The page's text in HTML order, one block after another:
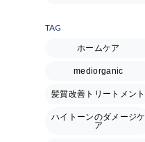
TAG
ホームケア
mediorganic
髪質改善トリートメント
ハイトーンのダメージケ
ア